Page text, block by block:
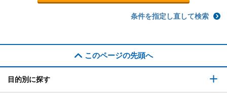
条件を指定し直して検索
このページの先頭へ
目的別に探す